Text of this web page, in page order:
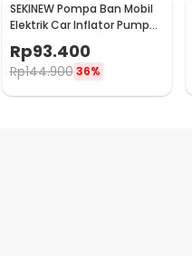
SEKINEW Pompa Ban Mobil
Elektrik Car Inflator Pump
Portable 1200mAh -
GZ000066
Rp93.400
Rp144.900 36%